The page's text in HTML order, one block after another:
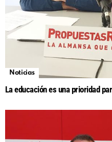
Noticias
La educación es una prioridad